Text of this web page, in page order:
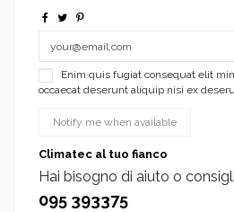
Enim quis fugiat consequat elit
occaecat deserunt aliquip nisi ex
Climatec al tuo fianco
Hai bisogno di aiuto o
095 393375